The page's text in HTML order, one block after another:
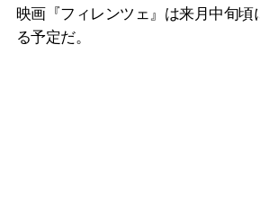
映画『フィレンツェ』は来月中旬頃
る予定だ。